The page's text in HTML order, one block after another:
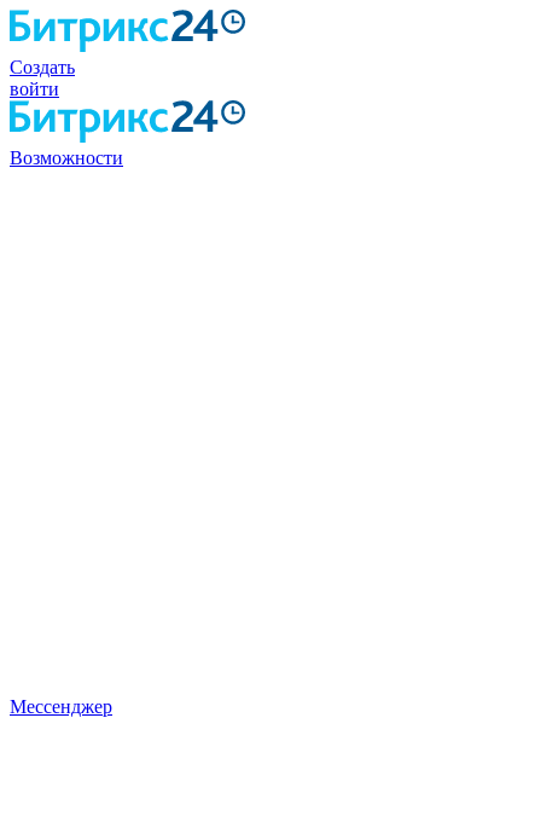
Создать
войти
Возможности
Мессенджер